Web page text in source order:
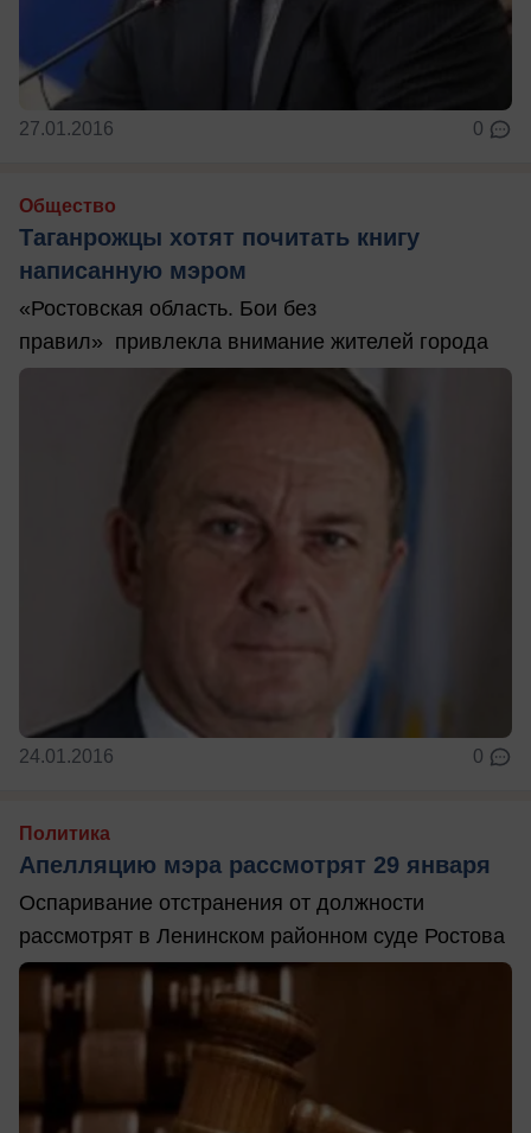
27.01.2016 0
Общество
Таганрожцы хотят почитать книгу
написанную мэром
«Ростовская область. Бои без
правил» привлекла внимание жителей города
24.01.2016 0
Политика
Апелляцию мэра рассмотрят 29 января
Оспаривание отстранения от должности
рассмотрят в Ленинском районном суде Ростова